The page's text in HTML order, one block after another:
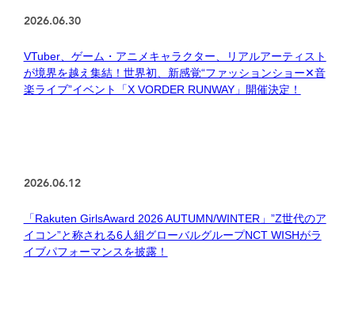
2026.06.30
VTuber、ゲーム・アニメキャラクター、リアルアーティスト
が境界を越え集結！世界初、新感覚“ファッションショー✕音
楽ライブ”イベント「X VORDER RUNWAY」開催決定！
2026.06.12
「Rakuten GirlsAward 2026 AUTUMN/WINTER」”Z世代のア
イコン”と称される6人組グローバルグループNCT WISHがラ
イブパフォーマンスを披露！